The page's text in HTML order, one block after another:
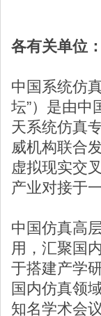
各有关单位：
中国系统仿
坛”）是由中
天系统仿真
威机构联合
虚拟现实交
产业对接于
中国仿真高
用，汇聚国
于搭建产学
国内仿真领
知名学术会